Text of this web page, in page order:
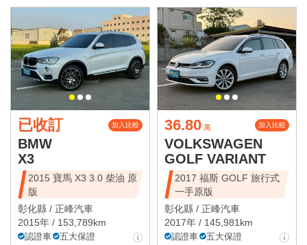
已收訂 加入比較
BMW
X3
2015 寶馬 X3 3.0 柴油 原
版
彰化縣 / 正峰汽車
2015年 / 153,789km
認證車
五大保證
36.80 萬 加入比較
VOLKSWAGEN
GOLF VARIANT
2017 福斯 GOLF 旅行式
一手原版
彰化縣 / 正峰汽車
2017年 / 145,981km
認證車
五大保證